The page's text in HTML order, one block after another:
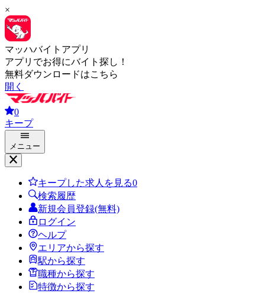
×
マッハバイトアプリ
アプリでお得にバイト探し！
無料ダウンロードはこちら
開く
0
キープ
メニュー
キープした求人を見る0
検索履歴
新規会員登録(無料)
ログイン
ヘルプ
エリアから探す
駅から探す
職種から探す
特徴から探す